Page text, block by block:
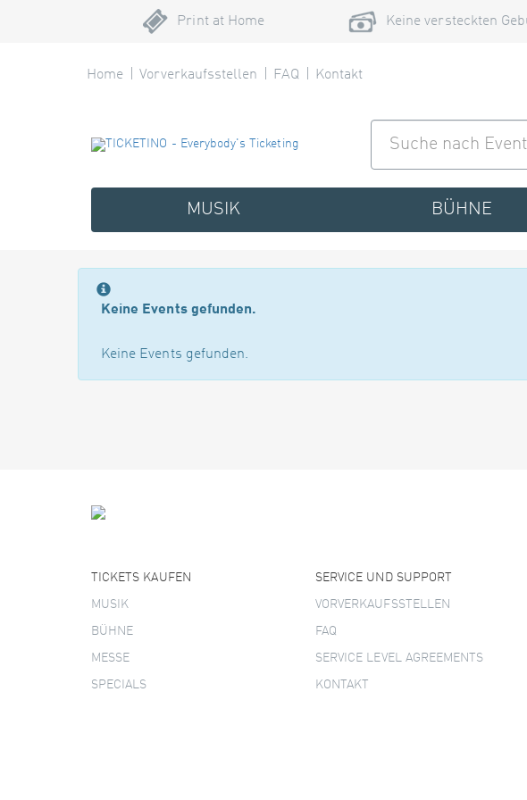
Print at Home Keine versteckten
Home Vorverkaufsstellen FAQ Kontakt
MUSIK BÜHNE
Keine Events gefunden.
Keine Events gefunden.
TICKETS KAUFEN
MUSIK
BÜHNE
MESSE
SPECIALS
SERVICE UND SUPPORT
VORVERKAUFSSTELLEN
FAQ
SERVICE LEVEL AGREEMENTS
KONTAKT